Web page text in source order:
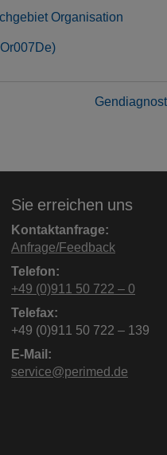
Organisation
Sie erreichen uns
Kontaktanfrage:
Anfrage/Feedback
Telefon:
+49 (0)911 50 722 – 0
Telefax:
+49 (0)911 50 722 – 139
E-Mail:
service@perimed.de